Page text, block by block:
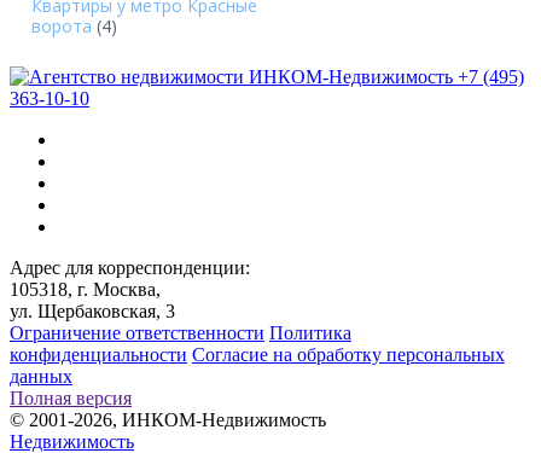
Квартиры у метро Красные
ворота (4)
+7 (495)
363-10-10
Адрес для корреспонденции:
105318, г. Москва,
ул. Щербаковская, 3
Ограничение ответственности Политика
конфиденциальности Согласие на обработку персональных
данных
Полная версия
© 2001-2026, ИНКОМ-Недвижимость
Недвижимость